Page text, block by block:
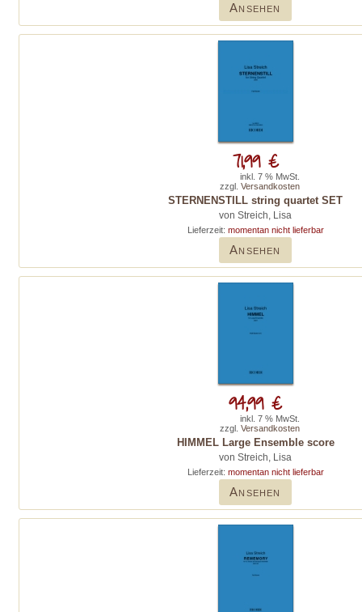
Ansehen
STERNENSTILL string quartet SET
von Streich, Lisa
Lieferzeit: momentan nicht lieferbar
Ansehen
71,99 €
inkl. 7 % MwSt.
zzgl. Versandkosten
HIMMEL Large Ensemble score
von Streich, Lisa
Lieferzeit: momentan nicht lieferbar
Ansehen
94,99 €
inkl. 7 % MwSt.
zzgl. Versandkosten